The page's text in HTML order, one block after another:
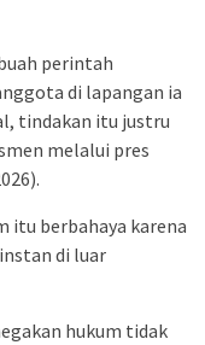
perintah
di lapangan ia
tindakan itu justru
melalui pres
itu berbahaya karena
di luar
hukum tidak